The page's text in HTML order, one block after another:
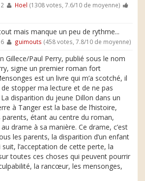
Hoel (1308 votes, 7.6/10 de moyenne)
mais manque un peu de rythme...
guimouts (458 votes, 7.8/10 de moyenne)
Gillece/Paul Perry, publié sous le nom
signe un premier roman fort
est un livre qui m’a scotché, il
stopper ma lecture et de ne pas
disparition du jeune Dillon dans un
à Tanger est la base de l’histoire,
parents, étant au centre du roman,
drame à sa manière. Ce drame, c’est
les parents, la disparition d’un enfant
l’acceptation de cette perte, la
toutes ces choses qui peuvent pourrir
la rancœur, les mensonges,